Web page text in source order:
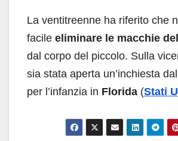
La ventitreenne ha riferito che
facile eliminare le macchie
dal corpo del piccolo. Sulla
sia stata aperta un’inchiesta
per l’infanzia in Florida (Stati